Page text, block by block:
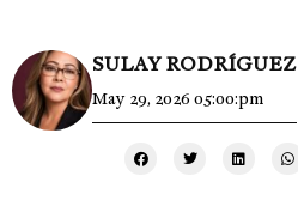
SULAY RODRÍGUEZ
May 29, 2026 05:00:pm